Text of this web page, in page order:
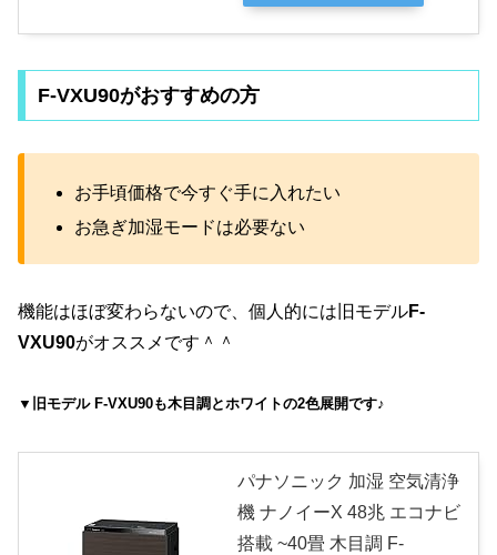
F-VXU90がおすすめの方
お手頃価格で今すぐ手に入れたい
お急ぎ加湿モードは必要ない
機能はほぼ変わらないので、個人的には旧モデルF-
VXU90がオススメです＾＾
▼旧モデル F-VXU90も木目調とホワイトの2色展開です♪
パナソニック 加湿 空気清浄
機 ナノイーX 48兆 エコナビ
搭載 ~40畳 木目調 F-